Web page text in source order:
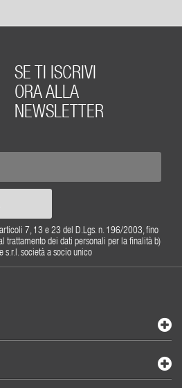
SE TI ISCRIVI
ORA ALLA
NEWSLETTER
7, 13 e 23 del D.Lgs. n. 196/2003, fino
trattamento dei dati personali per la finalità b)
s.r.l. società a socio unico